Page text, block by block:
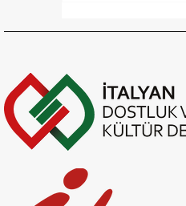
görüşmek üzere